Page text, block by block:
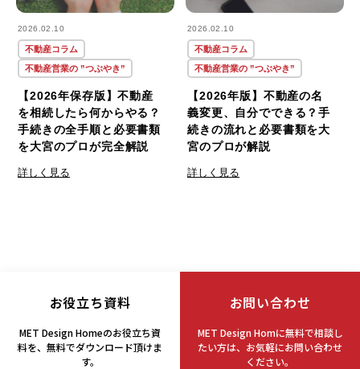
2026.02.10
不動産コラム
不動産営業の ”つぶやき”
【2026年保存版】不動産
を相続したら何からやる？
手続きの全手順と必要書類
を大宮のプロが完全解説
詳しく見る
2026.02.10
不動産コラム
不動産営業の ”つぶやき”
【2026年版】不動産の名
義変更、自分でできる？手
続きの流れと必要書類を大
宮のプロが解説
詳しく見る
お役立ち資料
MET Design Homeのお役立ち資
料を、 無料でダウンロード頂けま
す。
お問い合わせ
MET Design Homに無料で相談し
たい方は、 お気軽にお問い合わせ
ください。